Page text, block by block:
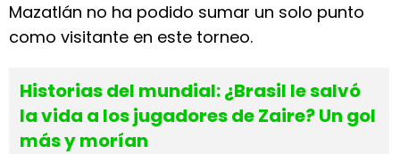
Mazatlán no ha podido sumar un solo punto
como visitante en este torneo.
Historias del mundial: ¿Brasil le salvó
la vida a los jugadores de Zaire? Un gol
más y morían